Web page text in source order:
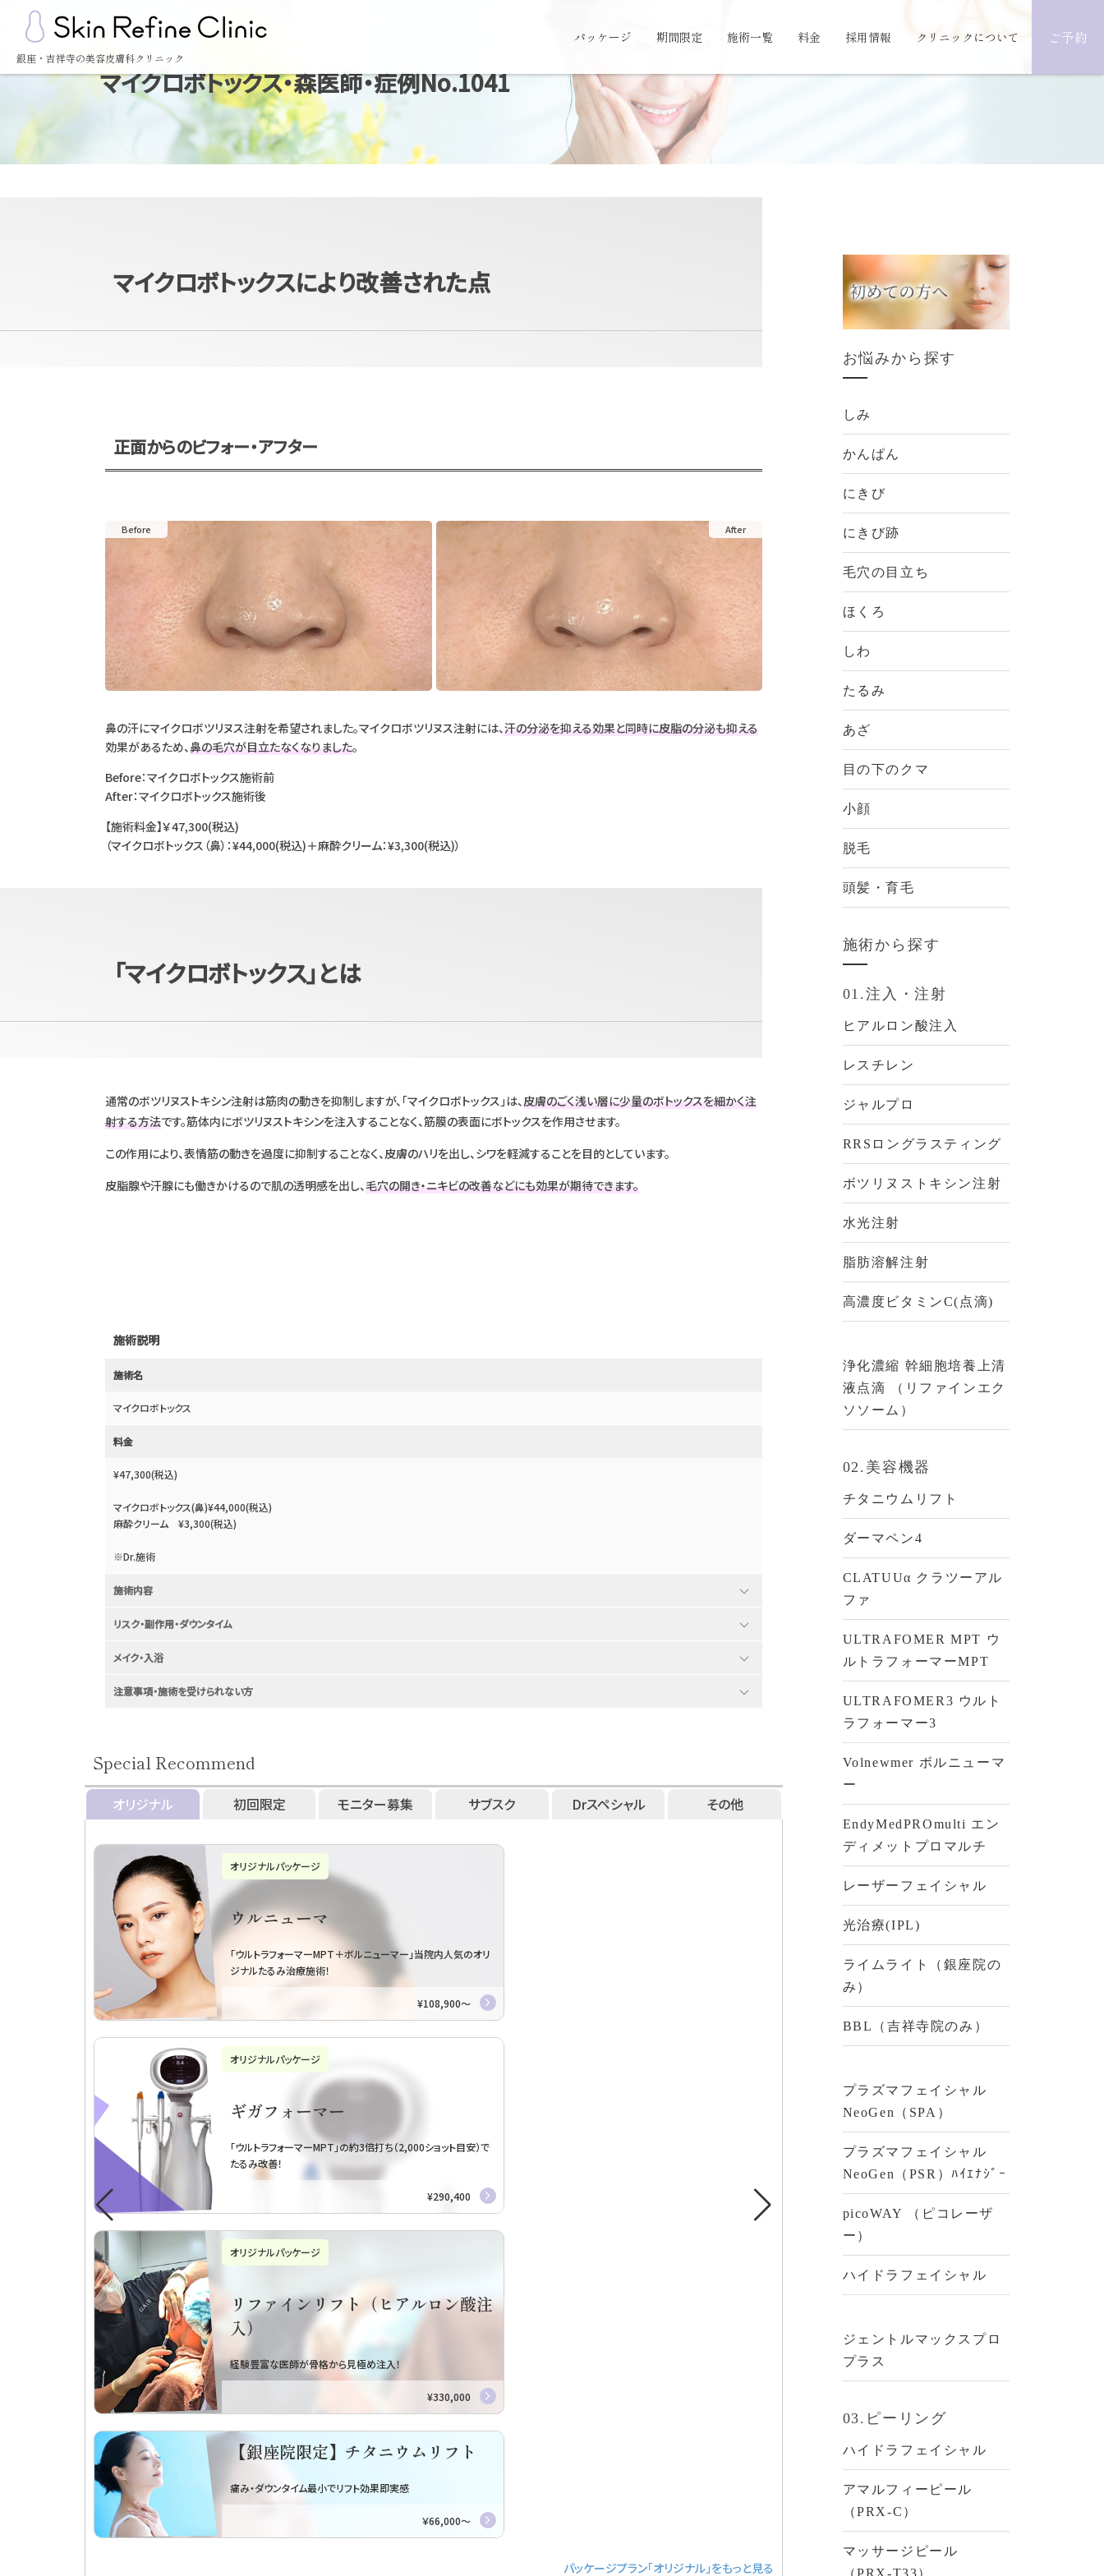
銀座・吉祥寺の美容皮膚科クリニック
パッケージ 期間限定 施術一覧 料金 採用情報 クリニックについて ご予約
マイクロボトックス・森医師・症例No.1041
マイクロボトックスにより改善された点
正面からのビフォー・アフター
鼻の汗にマイクロボツリヌス注射を希望されました。マイクロボツリヌス注射には、汗の分泌を抑える効果と同時に皮脂の分泌も抑える
効果があるため、鼻の毛穴が目立たなくなりました。
Before：マイクロボトックス施術前
After：マイクロボトックス施術後
【施術料金】￥47,300(税込)
（マイクロボトックス（鼻）：¥44,000(税込)＋麻酔クリーム：¥3,300(税込)）
「マイクロボトックス」とは
通常のボツリヌストキシン注射は筋肉の動きを抑制しますが、「マイクロボトックス」は、皮膚のごく浅い層に少量のボトックスを細かく注
射する方法です。筋体内にボツリヌストキシンを注入することなく、筋膜の表面にボトックスを作用させます。
この作用により、表情筋の動きを過度に抑制することなく、皮膚のハリを出し、シワを軽減することを目的としています。
皮脂腺や汗腺にも働きかけるので肌の透明感を出し、毛穴の開き・ニキビの改善などにも効果が期待できます。
施術説明
施術名
マイクロボトックス
料金
¥47,300(税込)
マイクロボトックス(鼻)¥44,000(税込)
麻酔クリーム ¥3,300(税込)
※Dr.施術
施術内容 expand_more
リスク・副作用・ダウンタイム expand_more
メイク・入浴 expand_more
注意事項・施術を受けられない方 expand_more
Special Recommend
オリジナル 初回限定 モニター募集 サブスク Drスペシャル その他
初回限定プラン
トライアル・リファインリフト
お試しヒアルロン酸１本～
初回・モニター様割引あり
お悩みから探す
しみ
かんぱん
にきび
にきび跡
毛穴の目立ち
ほくろ
しわ
たるみ
あざ
目の下のクマ
小顔
脱毛
頭髪・育毛
施術から探す
01.注入・注射
ヒアルロン酸注入
レスチレン
ジャルプロ
RRSロングラスティング
ボツリヌストキシン注射
水光注射
脂肪溶解注射
高濃度ビタミンC(点滴)
浄化濃縮 幹細胞培養上清
液点滴 （リファインエク
ソソーム）
02.美容機器
チタニウムリフト
ダーマペン4
CLATUUα クラツーアル
ファ
ULTRAFOMER MPT ウ
ルトラフォーマーMPT
ULTRAFOMER3 ウルト
ラフォーマー3
Volnewmer ボルニューマ
ー
EndyMedPROmulti エン
ディメットプロマルチ
レーザーフェイシャル
光治療(IPL)
ライムライト（銀座院の
み）
BBL（吉祥寺院のみ）
プラズマフェイシャル
NeoGen（SPA）
プラズマフェイシャル
NeoGen（PSR）ﾊｲｴﾅｼﾞｰ
picoWAY （ピコレーザ
ー）
ハイドラフェイシャル
ジェントルマックスプロ
プラス
03.ピーリング
ハイドラフェイシャル
アマルフィーピール
（PRX-C）
マッサージピール
（PRX-T33）